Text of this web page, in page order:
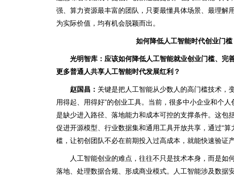
强、算力资源最丰富的团队，只要最懂具体场景、最理解
为实际价值，均有机会脱颖而出。
如何降低人工智能时代创业门槛
光明智库：应该如何降低人工智能就业创业门槛、完
更多普通人共享人工智能时代发展红利？
赵国昌： 关键是把人工智能从少数人的高门槛技术，
用得起、用得好”的创业工具。当前，很多中小企业和个
是缺少进入路径、落地能力和成本可控的支撑条件。这包
促进开源模型、行业数据集和通用工具开放共享，通过“算
槛，让初创团队不必在前期投入过高成本，就能快速验证
人工智能创业的难点，往往不只是技术本身，而是如
落地、处理数据合规、形成商业模式。人工智能涉及数据